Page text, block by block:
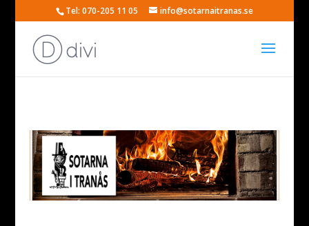
Tel: 070-205 11 05 info@sotarnaitranas.se